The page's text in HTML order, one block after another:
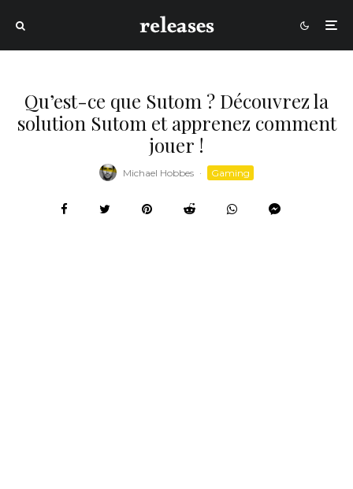
Qu’est-ce que Sutom ? Découvrez la
solution Sutom et apprenez comment
jouer !
Michael Hobbes · Gaming